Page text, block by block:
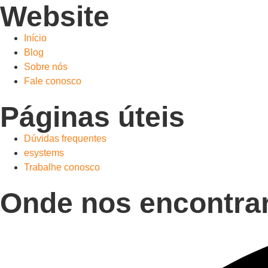
Website
Início
Blog
Sobre nós
Fale conosco
Páginas úteis
Dúvidas frequentes
esystems
Trabalhe conosco
Onde nos